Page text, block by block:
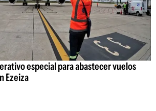
especial para abastecer vuelos
Ezeiza